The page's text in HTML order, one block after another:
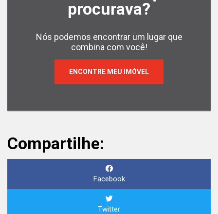
procurava?
Nós podemos encontrar um lugar que
combina com você!
ENCONTRE MEU IMÓVEL
Compartilhe:
Facebook
Twitter